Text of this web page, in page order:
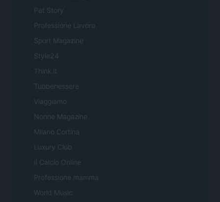
Pet Story
Professione Lavoro
Sport Magazine
Style24
Think.it
Tuobenessere
Viaggiamo
Nonne Magazine
Milano Cortina
Luxury Club
Il Calcio Online
Professione mamma
World Music